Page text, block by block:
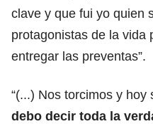
clave y que fui yo quien
protagonistas de la vida
entregar las preventas”.
“(...) Nos torcimos y
debo decir toda la